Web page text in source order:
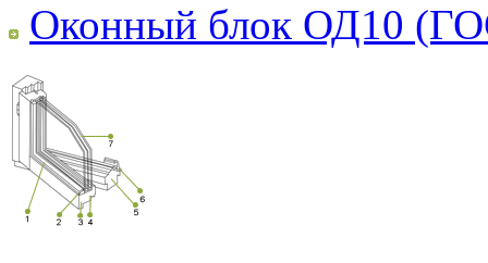
Оконный блок ОД10